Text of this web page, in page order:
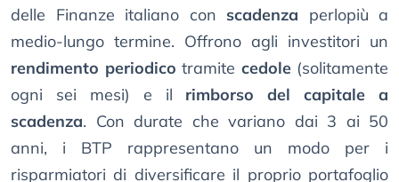
delle Finanze italiano con scadenza perlopiù a
medio-lungo termine. Offrono agli investitori un
rendimento periodico tramite cedole(solitamente
ogni sei mesi) e il rimborso del capitale a
scadenza. Con durate che variano dai 3 ai 50
anni, i BTP rappresentano un modo per i
risparmiatori di diversificare il proprio portafoglio